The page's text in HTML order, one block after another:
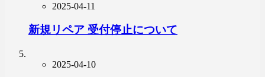
2025-04-11
新規リペア 受付停止について
2025-04-10